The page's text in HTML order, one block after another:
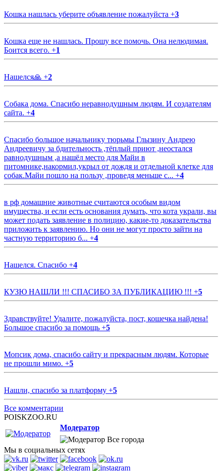
Кошка нашлась уберите объявление пожалуйста +3
Кошка еще не нашлась. Прошу все помочь. Она нелюдимая.
Боится всего. +1
Нашелся🙏 +2
Собака дома. Спасибо неравнодушным людям. И создателям
сайта. +4
Спасибо большое начальнику тюрьмы Глызину Андрею
Андреевичу за бдительность ,тёплый приют ,неостался
равнодушным ,а нашёл место для Майи в
питомнике,накормил,укрыл от дождя и отдельной клетке для
собак.Майи пошло на пользу ,проведя меньше с... +4
в рф домашние животные считаются особым видом
имущества, и если есть основания думать, что кота украли, вы
может подать заявление в полицию, какие-то доказательства
приложить к заявлению. Но они не могут просто зайти на
частную территорию б... +4
Нашелся. Спасибо +4
КУЗЮ НАШЛИ !!! СПАСИБО ЗА ПУБЛИКАЦИЮ !!! +5
Здравствуйте! Удалите, пожалуйста, пост, кошечка найдена!
Большое спасибо за помощь +5
Мопсик дома, спасибо сайту и прекрасным людям. Которые
не прошли мимо. +5
Нашли, спасибо за платформу +5
Все комментарии
POISKZOO.RU
Модератор
Все города
Мы в социальных сетях